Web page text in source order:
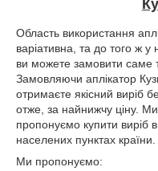
Область використання
варіативна, та до того ж
ви можете замовити саме
Замовляючи аплікатор
отримаєте якісний виріб
отже, за найнижчу ціну.
пропонуємо купити виріб
населених пунктах країни.
Ми пропонуємо: